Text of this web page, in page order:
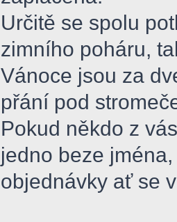
Určitě se spolu
zimního poháru,
Vánoce jsou za
přání pod
Pokud někdo z
jedno beze
objednávky ať se